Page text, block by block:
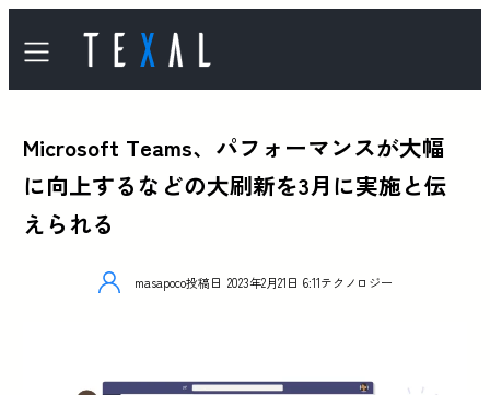
Microsoft Teams、パフォーマンスが大幅
に向上するなどの大刷新を3月に実施と伝
えられる
masapoco投稿日 2023年2月21日 6:11テクノロジー